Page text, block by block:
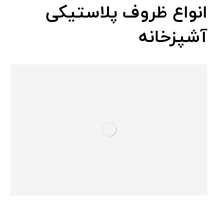
انواع ظروف پلاستیکی
آشپزخانه